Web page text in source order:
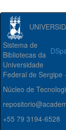
Sistema de
Bibliotecas da
Universidade
Federal de Sergipe
Núcleo de
+55 79 3194-6528